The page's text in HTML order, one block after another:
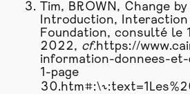
Tim, BROWN, Change
Introduction, Interaction
Foundation, consulté le
2022, cf.https://
information-donnees-
1-page